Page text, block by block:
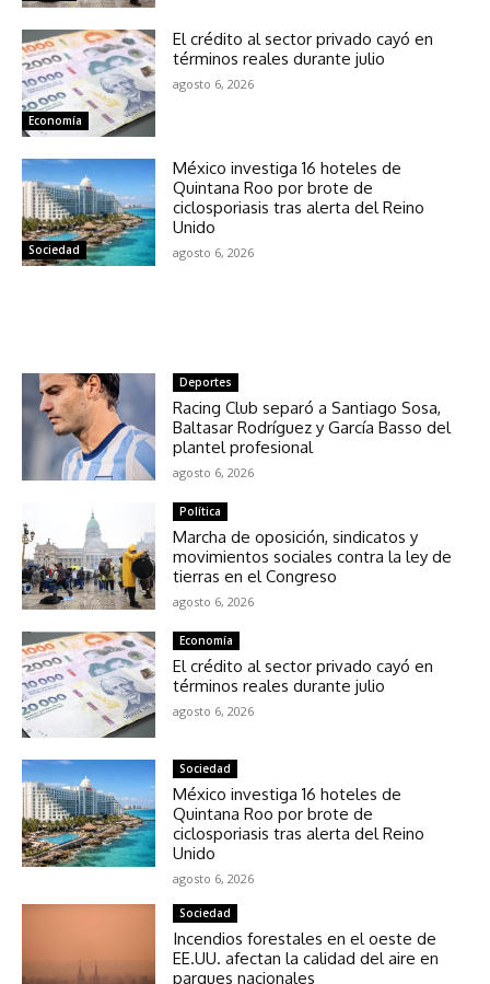
Economía
El crédito al sector privado cayó en
términos reales durante julio
agosto 6, 2026
Sociedad
México investiga 16 hoteles de
Quintana Roo por brote de
ciclosporiasis tras alerta del Reino
Unido
agosto 6, 2026
Deportes
Racing Club separó a Santiago Sosa,
Baltasar Rodríguez y García Basso del
plantel profesional
agosto 6, 2026
Política
Marcha de oposición, sindicatos y
movimientos sociales contra la ley de
tierras en el Congreso
agosto 6, 2026
Economía
El crédito al sector privado cayó en
términos reales durante julio
agosto 6, 2026
Sociedad
México investiga 16 hoteles de
Quintana Roo por brote de
ciclosporiasis tras alerta del Reino
Unido
agosto 6, 2026
Sociedad
Incendios forestales en el oeste de
EE.UU. afectan la calidad del aire en
parques nacionales